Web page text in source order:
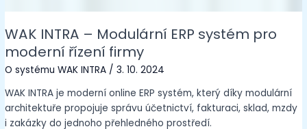
WAK INTRA – Modulární ERP systém pro
moderní řízení firmy
O systému WAK INTRA /3. 10. 2024
WAK INTRA je moderní online ERP systém, který díky modulární
architektuře propojuje správu účetnictví, fakturaci, sklad, mzdy
i zakázky do jednoho přehledného prostředí.